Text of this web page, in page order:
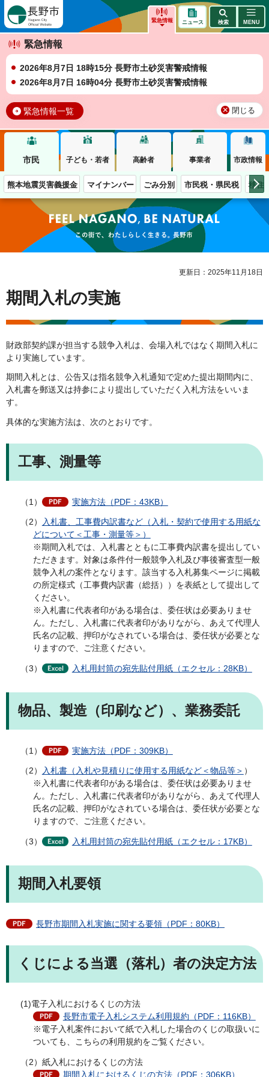
緊急情報
緊急情報
2026年8月7日 18時15分 長野市土砂災害警戒情報
2026年8月7日 16時04分 長野市土砂災害警戒情報
緊急情報一覧 閉じる
ニュース 検索 MENU
市民 子ども・若者 高齢者 事業者 市政情報
熊本地震災害義援金 マイナンバー ごみ分別 市民税・県民税 移住
この街で、わたしらしく生きる。長野市
更新日：2025年11月18日
期間入札の実施
財政部契約課が担当する競争入札は、会場入札ではなく期間入札に
より実施しています。
期間入札とは、公告又は指名競争入札通知で定めた提出期間内に、
入札書を郵送又は持参により提出していただく入札方法をいいま
す。
具体的な実施方法は、次のとおりです。
工事、測量等
（1） 実施方法（PDF：43KB）
（2）
入札書、工事費内訳書など（入札・契約で使用する用紙な
どについて＜工事・測量等＞）
※期間入札では、入札書とともに工事費内訳書を提出してい
ただきます。対象は条件付一般競争入札及び事後審査型一般
競争入札の案件となります。該当する入札募集ページに掲載
の所定様式（工事費内訳書（総括））を表紙として提出して
ください。
※入札書に代表者印がある場合は、委任状は必要ありませ
ん。ただし、入札書に代表者印がありながら、あえて代理人
氏名の記載、押印がなされている場合は、委任状が必要とな
りますので、ご注意ください。
（3） 入札用封筒の宛先貼付用紙（エクセル：28KB）
物品、製造（印刷など）、業務委託
（1） 実施方法（PDF：309KB）
（2） 入札書（入札や見積りに使用する用紙など＜物品等＞ ）
※入札書に代表者印がある場合は、委任状は必要ありませ
ん。ただし、入札書に代表者印がありながら、あえて代理人
氏名の記載、押印がなされている場合は、委任状が必要とな
りますので、ご注意ください。
（3） 入札用封筒の宛先貼付用紙（エクセル：17KB）
期間入札要領
長野市期間入札実施に関する要領（PDF：80KB）
くじによる当選（落札）者の決定方法
(1)電子入札におけるくじの方法
長野市電子入札システム利用規約（PDF：116KB）
※電子入札案件において紙で入札した場合のくじの取扱いに
ついても、こちらの利用規約をご覧ください。
（2）紙入札におけるくじの方法
期間入札におけるくじの方法（PDF：306KB）